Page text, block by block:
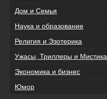
Дом и Семья
Наука и образование
Религия и Эзотерика
Ужасы, Триллеры и Мистика
Экономика и бизнес
Юмор